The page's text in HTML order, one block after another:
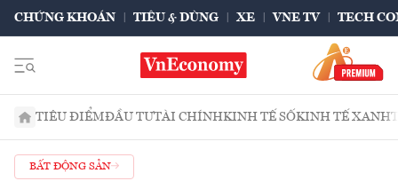
CHỨNG KHOÁN TIÊU & DÙNG XE VNE TV TECH
TIÊU ĐIỂMĐẦU TƯTÀI CHÍNHKINH TẾ SỐKINH TẾ XANH
BẤT ĐỘNG SẢN